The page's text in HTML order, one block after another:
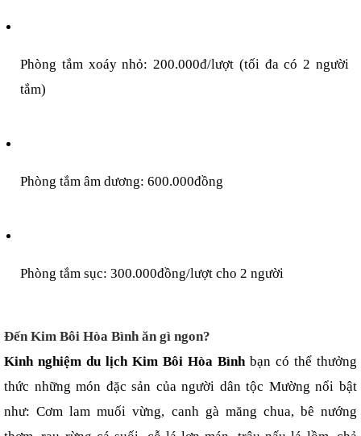
Phòng tắm xoáy nhỏ: 200.000đ/lượt (tối đa có 2 người
tắm)
Phòng tắm âm dương: 600.000đồng
Phòng tắm sục: 300.000đồng/lượt cho 2 người
Đến Kim Bôi Hòa Bình ăn gì ngon?
Kinh nghiệm du lịch Kim Bôi Hòa Bình bạn có thể thưởng
thức những món đặc sản của người dân tộc Mường nổi bật
như: Cơm lam muối vừng, canh gà măng chua, bê nướng